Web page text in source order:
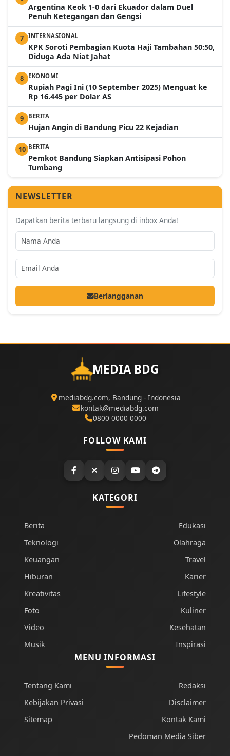
Argentina Keok 1-0 dari Ekuador dalam Duel
Penuh Ketegangan dan Gengsi
7 INTERNASIONAL
KPK Soroti Pembagian Kuota Haji Tambahan 50:50,
Diduga Ada Niat Jahat
8 EKONOMI
Rupiah Pagi Ini (10 September 2025) Menguat ke
Rp 16.445 per Dolar AS
9 BERITA
Hujan Angin di Bandung Picu 22 Kejadian
10 BERITA
Pemkot Bandung Siapkan Antisipasi Pohon
Tumbang
NEWSLETTER
Dapatkan berita terbaru langsung di inbox Anda!
Berlangganan
MEDIA BDG
mediabdg.com, Bandung - Indonesia
kontak@mediabdg.com
0800 0000 0000
FOLLOW KAMI
KATEGORI
Berita
Teknologi
Keuangan
Hiburan
Kreativitas
Foto
Video
Musik
Edukasi
Olahraga
Travel
Karier
Lifestyle
Kuliner
Kesehatan
Inspirasi
MENU INFORMASI
Tentang Kami
Kebijakan Privasi
Sitemap
Redaksi
Disclaimer
Kontak Kami
Pedoman Media Siber